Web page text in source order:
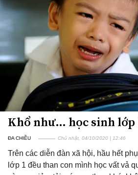
Khổ như… học sinh lớp
ĐA CHIỀU Chủ nhật, 04/10/2020 | 12:46
Trên các diễn đàn xã hội, hầu hết
lớp 1 đều than con mình học vất vả